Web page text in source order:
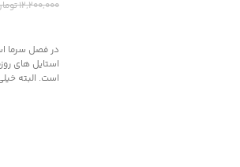
12,200,000
در فصل سرما
استایل های
است. البته